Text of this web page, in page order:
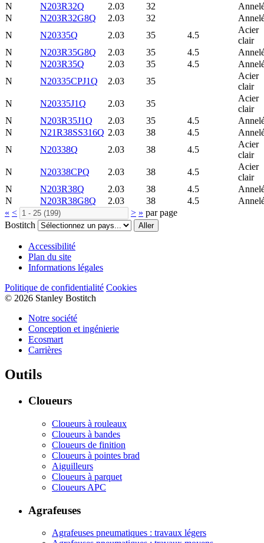
N
N203R32Q 2.03 32
N
N203R32G8Q 2.03 32
N
N20335Q 2.03 35 4.5
Acier
clair
N
N203R35G8Q 2.03 35 4.5
N
N203R35Q 2.03 35 4.5
N
N20335CPJ1Q 2.03 35
Acier
clair
N
N20335J1Q 2.03 35
Acier
clair
N
N203R35J1Q 2.03 35 4.5
N
N21R38SS316Q 2.03 38 4.5
N
N20338Q 2.03 38 4.5
Acier
clair
N
N20338CPQ 2.03 38 4.5
Acier
clair
N
N203R38Q 2.03 38 4.5
N
N203R38G8Q 2.03 38 4.5
« < > » par page
Bostitch
Aller
Accessibilité
Plan du site
Informations légales
Politique de confidentialité Cookies
© 2026 Stanley Bostitch
Notre société
Conception et ingénierie
Ecosmart
Carrières
Outils
Cloueurs
Cloueurs à rouleaux
Cloueurs à bandes
Cloueurs de finition
Cloueurs à pointes brad
Aiguilleurs
Cloueurs à parquet
Cloueurs APC
Agrafeuses
Agrafeuses pneumatiques : travaux légers